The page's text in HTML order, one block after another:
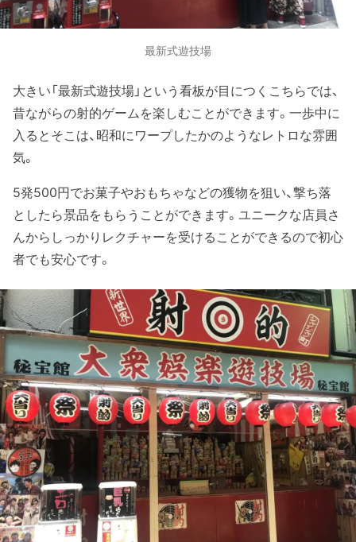
最新式遊技場
大きい「最新式遊技場」という看板が目につくこちらでは、
昔ながらの射的ゲームを楽しむことができます。一歩中に
入るとそこは、昭和にワープしたかのようなレトロな雰囲
気。
5発500円でお菓子やおもちゃなどの獲物を狙い、撃ち落
としたら景品をもらうことができます。ユニークな店員さ
んからしっかりレクチャーを受けることができるので初心
者でも安心です。